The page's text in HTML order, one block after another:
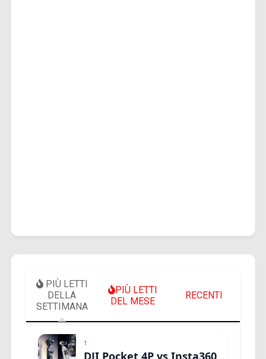
PIÙ LETTI
DELLA
SETTIMANA
PIÙ LETTI
DEL MESE
RECENTI
1
DJI Pocket 4P vs Insta360